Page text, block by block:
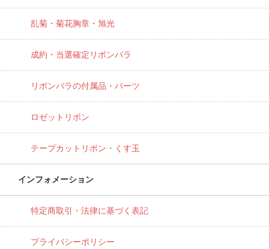
乱菊・菊花胸章・旭光
成約・当選確定リボンバラ
リボンバラの付属品・パーツ
ロゼットリボン
テープカットリボン・くす玉
インフォメーション
特定商取引・法律に基づく表記
プライバシーポリシー